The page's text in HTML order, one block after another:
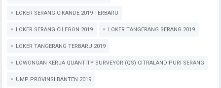
LOKER SERANG CIKANDE 2019 TERBARU
LOKER SERANG CILEGON 2019 LOKER TANGERANG SERANG 2019
LOKER TANGERANG TERBARU 2019
LOWONGAN KERJA QUANTITY SURVEYOR (QS) CITRALAND PURI SERANG
UMP PROVINSI BANTEN 2019